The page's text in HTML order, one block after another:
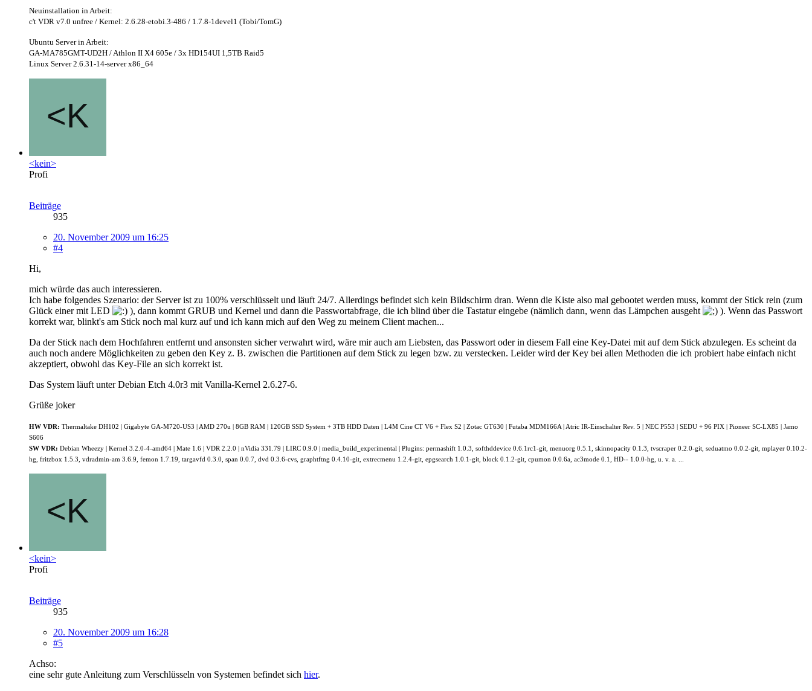
Neuinstallation in Arbeit:
c't VDR v7.0 unfree / Kernel: 2.6.28-etobi.3-486 / 1.7.8-1devel1 (Tobi/TomG)
Ubuntu Server in Arbeit:
GA-MA785GMT-UD2H / Athlon II X4 605e / 3x HD154UI 1,5TB Raid5
Linux Server 2.6.31-14-server x86_64
<kein>
Profi
Beiträge
935
20. November 2009 um 16:25
#4
Hi,
mich würde das auch interessieren.
Ich habe folgendes Szenario: der Server ist zu 100% verschlüsselt und läuft 24/7. Allerdings befindet sich kein Bildschirm dran. Wenn die Kiste also mal gebootet werden muss, kommt der Stick rein (zum
Glück einer mit LED
), dann kommt GRUB und Kernel und dann die Passwortabfrage, die ich blind über die Tastatur eingebe (nämlich dann, wenn das Lämpchen ausgeht
). Wenn das Passwort
korrekt war, blinkt's am Stick noch mal kurz auf und ich kann mich auf den Weg zu meinem Client machen...
Da der Stick nach dem Hochfahren entfernt und ansonsten sicher verwahrt wird, wäre mir auch am Liebsten, das Passwort oder in diesem Fall eine Key-Datei mit auf dem Stick abzulegen. Es scheint da
auch noch andere Möglichkeiten zu geben den Key z. B. zwischen die Partitionen auf dem Stick zu legen bzw. zu verstecken. Leider wird der Key bei allen Methoden die ich probiert habe einfach nicht
akzeptiert, obwohl das Key-File an sich korrekt ist.
Das System läuft unter Debian Etch 4.0r3 mit Vanilla-Kernel 2.6.27-6.
Grüße joker
HW VDR: Thermaltake DH102 | Gigabyte GA-M720-US3 | AMD 270u | 8GB RAM | 120GB SSD System + 3TB HDD Daten | L4M Cine CT V6 + Flex S2 | Zotac GT630 | Futaba MDM166A | Atric IR-Einschalter Rev. 5 | NEC P553 | SEDU + 96 PIX | Pioneer SC-LX85 | Jamo
S606
SW VDR: Debian Wheezy | Kernel 3.2.0-4-amd64 | Mate 1.6 | VDR 2.2.0 | nVidia 331.79 | LIRC 0.9.0 | media_build_experimental | Plugins: permashift 1.0.3, softhddevice 0.6.1rc1-git, menuorg 0.5.1, skinnopacity 0.1.3, tvscraper 0.2.0-git, seduatmo 0.0.2-git, mplayer 0.10.2-
hg, fritzbox 1.5.3, vdradmin-am 3.6.9, femon 1.7.19, targavfd 0.3.0, span 0.0.7, dvd 0.3.6-cvs, graphtftng 0.4.10-git, extrecmenu 1.2.4-git, epgsearch 1.0.1-git, block 0.1.2-git, cpumon 0.0.6a, ac3mode 0.1, HD-- 1.0.0-hg, u. v. a. ...
<kein>
Profi
Beiträge
935
20. November 2009 um 16:28
#5
Achso:
eine sehr gute Anleitung zum Verschlüsseln von Systemen befindet sich hier.